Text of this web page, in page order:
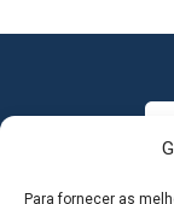
Para fornecer as